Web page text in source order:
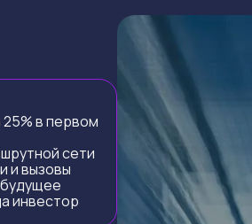
в первом
сети
и вызовы
инвестор